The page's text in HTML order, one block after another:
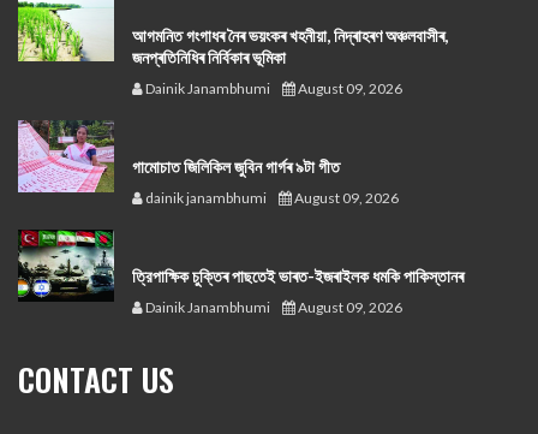
আগমনিত গংগাধৰ নৈৰ ভয়ংকৰ খহনীয়া, নিদ্ৰাহৰণ অঞ্চলবাসীৰ,
জনপ্ৰতিনিধিৰ নিৰ্বিকাৰ ভূমিকা
Dainik Janambhumi August 09, 2026
গামোচাত জিলিকিল জুবিন গাৰ্গৰ ৯টা গীত
dainik janambhumi August 09, 2026
ত্রিপাক্ষিক চুক্তিৰ পাছতেই ভাৰত-ইজৰাইলক ধমকি পাকিস্তানৰ
Dainik Janambhumi August 09, 2026
CONTACT US